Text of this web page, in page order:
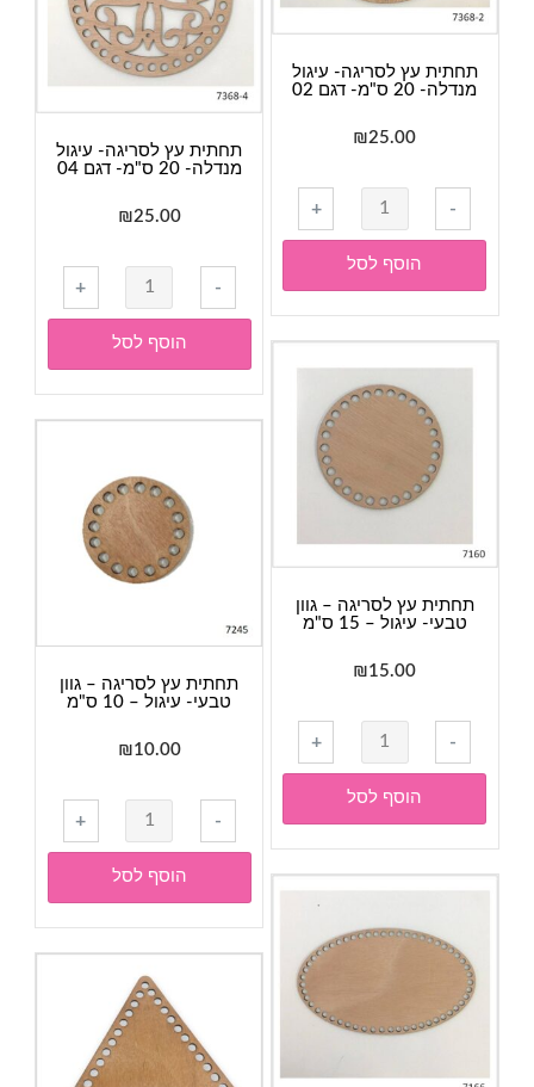
01
תחתית עץ לסריגה- עיגול
מנדלה- 20 ס"מ- דגם 02
₪25.00
-
כמות
של
תחתית
עץ
לסריגה-
עיגול
מנדלה-
20
+
הוסף לסל
תחתית עץ לסריגה- עיגול
מנדלה- 20 ס"מ- דגם 04
₪25.00
-
כמות
של
תחתית
עץ
לסריגה-
עיגול
20
ס"מ-
דגם
04
+
הוסף לסל
תחתית עץ לסריגה – גוון
טבעי- עיגול – 15 ס"מ
₪15.00
-
כמות
של
תחתית
עץ
לסריגה
-
טבעי-
+
הוסף לסל
תחתית עץ לסריגה – גוון
טבעי- עיגול – 10 ס"מ
₪10.00
-
כמות
של
תחתית
עץ
לסריגה
-
גוון
טבעי-
עיגול
+
הוסף לסל